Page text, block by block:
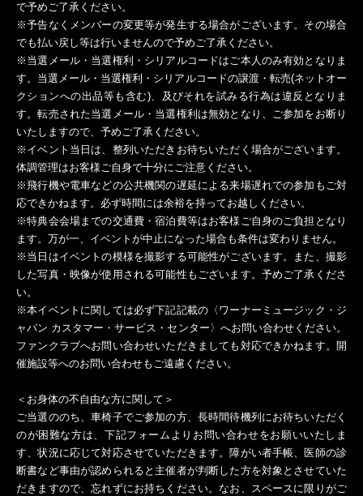
で予めご了承ください。
※予告なくメンバーの変更等が発生する場合がございます。その場合
でも払い戻し等は行いませんので予めご了承ください。
※当選メール・当選権利・シリアルコードはご本人のみ有効となりま
す。当選メール・当選権利・シリアルコードの譲渡・転売(ネットオー
クションへの出品等も含む)、及びそれを試みる行為は違反となりま
す。転売された当選メール・当選権利は無効となり、ご参加をお断り
いたしますので、予めご了承ください。
※イベント当日は、整列いただきお待ちいただく場合がございます。
体調管理はお客様ご自身で十分にご注意ください。
※飛行機や電車などの公共機関の遅延による来場遅れでの参加もご対
応できかねます。必ず時間には余裕を持ってお越しください。
※特典会会場までの交通費・宿泊費等はお客様ご自身のご負担となり
ます。万が一、イベントが中止になった場合も条件は変わりません。
※当日はイベントの模様を撮影する可能性がございます。また、撮影
した写真・映像が使用される可能性もございます。予めご了承くださ
い。
※本イベントに関しては必ず下記記載の〈ワーナーミュージック・ジ
ャパン カスタマー・サービス・センター〉へお問い合わせください。
ファンクラブへお問い合わせいただきましても対応できかねます。開
催施設等へのお問い合わせもご遠慮ください。
＜お身体の不自由な方に関して＞
ご当選ののち、車椅子でご参加の方、長時間待機列にお待ちいただく
のが困難な方は、下記フォームよりお問い合わせをお願いいたしま
す、状況に応じて対応させていただきます。障がい者手帳、医師の診
断書など事由が認められると主催者が判断した方を対象とさせていた
だきますので、忘れずにお持ちください。なお、スペースに限りがご